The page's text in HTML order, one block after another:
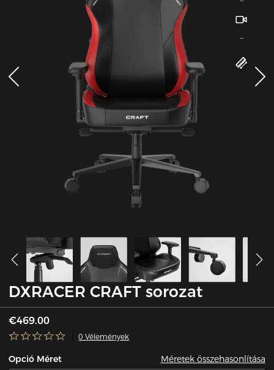
DXRACER CRAFT sorozat
€469.00
0 Vélemények
Opció Méret Méretek összehasonlítása